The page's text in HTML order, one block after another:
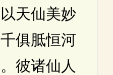
天仙美妙
俱胝恒河
彼诸仙人